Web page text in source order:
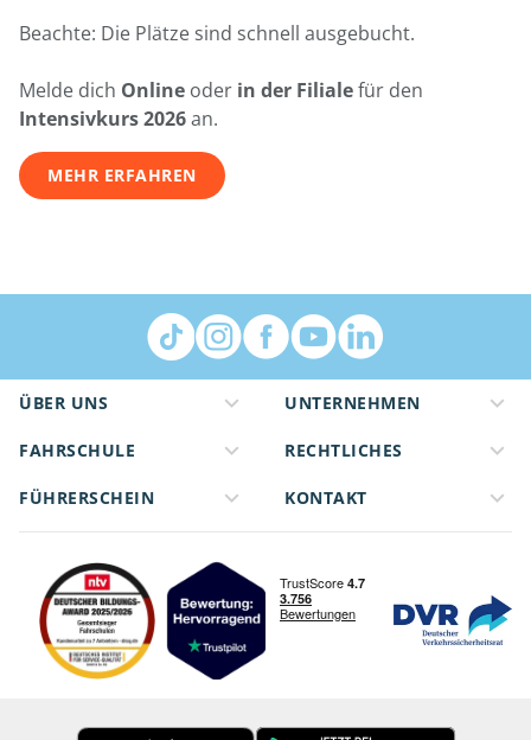
Beachte: Die Plätze sind schnell ausgebucht.
Melde dich Online oder in der Filialefür den
Intensivkurs 2026an.
MEHR ERFAHREN
ÜBER UNS
FAHRSCHULE
FÜHRERSCHEIN
UNTERNEHMEN
RECHTLICHES
KONTAKT